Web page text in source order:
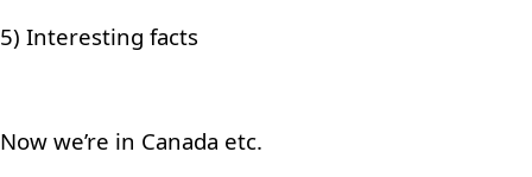
5) Interesting facts
Now we’re in Canada etc.